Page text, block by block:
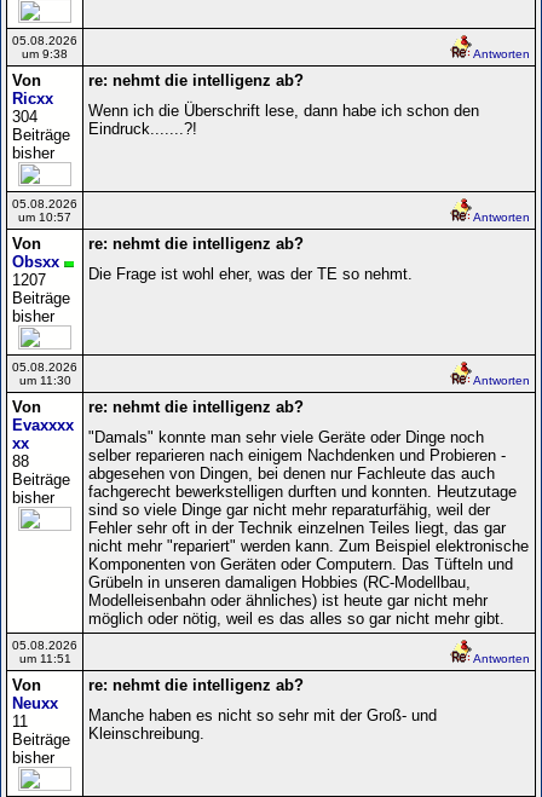
05.08.2026
um 9:38
Antworten
Von
Ricxx
304
Beiträge
bisher
re: nehmt die intelligenz ab?
Wenn ich die Überschrift lese, dann habe ich schon den
Eindruck.......?!
05.08.2026
um 10:57
Antworten
Von
Obsxx
1207
Beiträge
bisher
re: nehmt die intelligenz ab?
Die Frage ist wohl eher, was der TE so nehmt.
05.08.2026
um 11:30
Antworten
Von
Evaxxxx
xx
88
Beiträge
bisher
re: nehmt die intelligenz ab?
"Damals" konnte man sehr viele Geräte oder Dinge noch
selber reparieren nach einigem Nachdenken und Probieren -
abgesehen von Dingen, bei denen nur Fachleute das auch
fachgerecht bewerkstelligen durften und konnten. Heutzutage
sind so viele Dinge gar nicht mehr reparaturfähig, weil der
Fehler sehr oft in der Technik einzelnen Teiles liegt, das gar
nicht mehr "repariert" werden kann. Zum Beispiel elektronische
Komponenten von Geräten oder Computern. Das Tüfteln und
Grübeln in unseren damaligen Hobbies (RC-Modellbau,
Modelleisenbahn oder ähnliches) ist heute gar nicht mehr
möglich oder nötig, weil es das alles so gar nicht mehr gibt.
05.08.2026
um 11:51
Antworten
Von
Neuxx
11
Beiträge
bisher
re: nehmt die intelligenz ab?
Manche haben es nicht so sehr mit der Groß- und
Kleinschreibung.